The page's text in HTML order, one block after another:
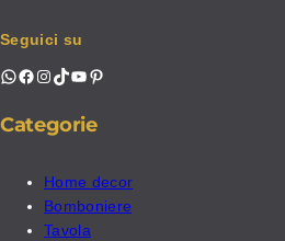
Seguici su
WhatsApp Facebook Instagram TikTok YouTube Pinterest
Categorie
Home decor
Bomboniere
Tavola